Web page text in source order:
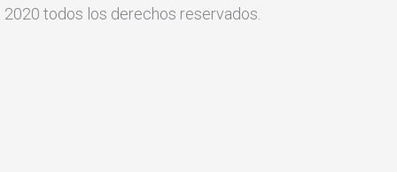
todos los derechos reservados.